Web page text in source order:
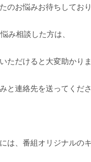
のお悩みお待ちしてお
み相談した方は、
ただけると大変助かり
と連絡先を送ってくだ
は、番組オリジナルの